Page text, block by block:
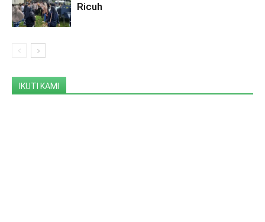
Ricuh
IKUTI KAMI